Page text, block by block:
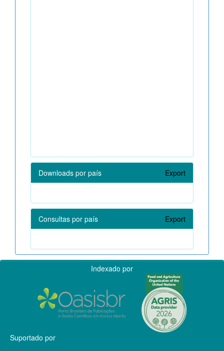
Downloads por país Export
Consultas por país Export
Indexado por
Suportado por